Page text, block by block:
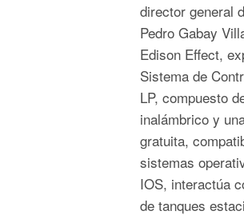
director general
Pedro Gabay
Edison Effect,
Sistema de
LP, compuesto
inalámbrico y
gratuita,
sistemas
IOS, interactúa
de tanques